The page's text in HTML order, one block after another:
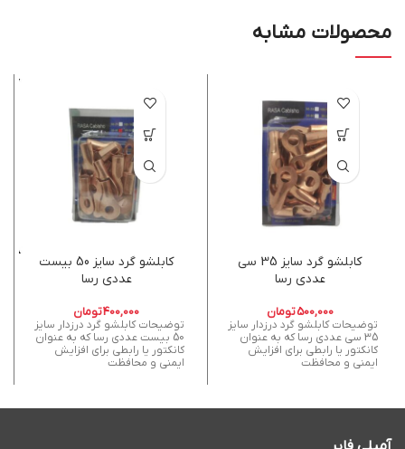
محصولات مشابه
کابلشو گرد سایز 35 سی
عددی رسا
500,000تومان
توضیحات کابلشو گرد درزدار سایز
35 سی عددی رسا که به عنوان
کانکتور یا رابطی برای افزایش
ایمنی و محافظت
کابلشو گرد سایز 50 بیست
عددی رسا
400,000تومان
توضیحات کابلشو گرد درزدار سایز
50 بیست عددی رسا که به عنوان
کانکتور یا رابطی برای افزایش
ایمنی و محافظت